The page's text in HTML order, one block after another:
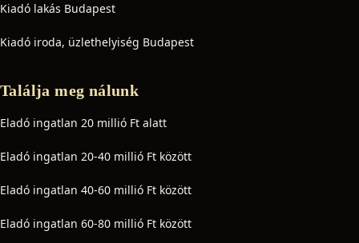
Kiadó lakás Budapest
Kiadó iroda, üzlethelyiség Budapest
Találja meg nálunk
Eladó ingatlan 20 millió Ft alatt
Eladó ingatlan 20-40 millió Ft között
Eladó ingatlan 40-60 millió Ft között
Eladó ingatlan 60-80 millió Ft között